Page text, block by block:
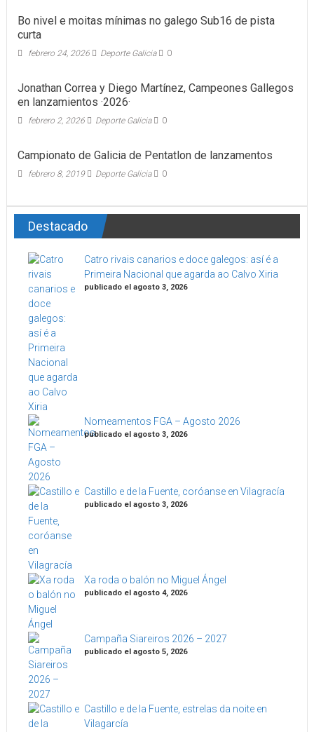
Bo nivel e moitas mínimas no galego Sub16 de pista
curta
febrero 24, 2026 Deporte Galicia 0
Jonathan Correa y Diego Martínez, Campeones Gallegos
en lanzamientos ·2026·
febrero 2, 2026 Deporte Galicia 0
Campionato de Galicia de Pentatlon de lanzamentos
febrero 8, 2019 Deporte Galicia 0
Destacado
Catro rivais canarios e doce galegos: así é a
Primeira Nacional que agarda ao Calvo Xiria
publicado el agosto 3, 2026
Nomeamentos FGA – Agosto 2026
publicado el agosto 3, 2026
Castillo e de la Fuente, coróanse en Vilagracía
publicado el agosto 3, 2026
Xa roda o balón no Miguel Ángel
publicado el agosto 4, 2026
Campaña Siareiros 2026 – 2027
publicado el agosto 5, 2026
Castillo e de la Fuente, estrelas da noite en
Vilagarcía